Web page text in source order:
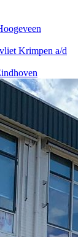
Krimpen a/d